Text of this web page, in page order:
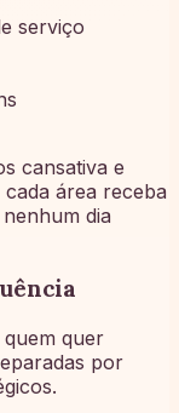
serviço
cansativa e
área receba
dia
quer
por